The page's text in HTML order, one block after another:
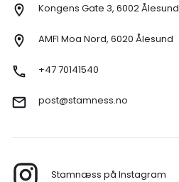
Kongens Gate 3, 6002 Ålesund
AMFI Moa Nord, 6020 Ålesund
+47 70141540
post@stamness.no
Stamnæss på Instagram